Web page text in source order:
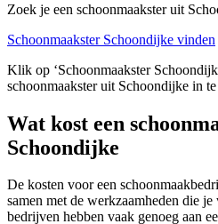
Zoek je een schoonmaakster uit
Schoonmaakster Schoondijke vinden
Klik op ‘Schoonmaakster
schoonmaakster uit Schoondijke in
Wat kost een
Schoondijke
De kosten voor een
samen met de werkzaamheden die
bedrijven hebben vaak genoeg aan